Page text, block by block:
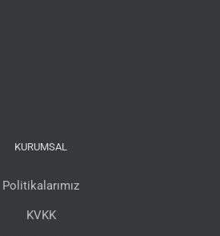
KURUMSAL
Politikalarımız
KVKK